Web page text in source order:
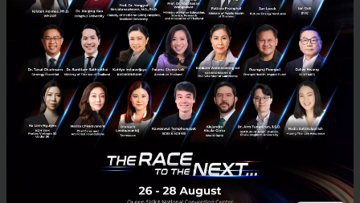
สำนักงานแนวใหม่ ได้อย่างสะดวกและมีประสิทธิภาพ เปลี่ยนพื้นที่ว่าง ให้
เป็นรายได้ เพื่อสร้างสรรค์ experience แบบ on-dem...
เมษายน 29, 2016| ByTechsauce Team
Node HUBBA Startup co-working